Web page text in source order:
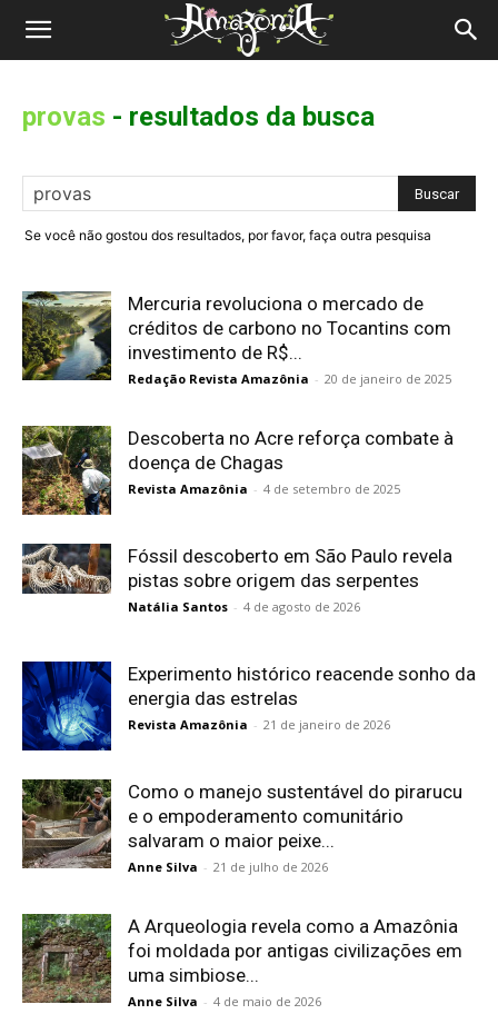
Revista
provas - resultados da busca
Se você não gostou dos resultados, por favor, faça outra pesquisa
Mercuria revoluciona o mercado de
créditos de carbono no Tocantins com
investimento de R$...
Redação Revista Amazônia - 20 de janeiro de 2025
Descoberta no Acre reforça combate à
doença de Chagas
Revista Amazônia - 4 de setembro de 2025
Fóssil descoberto em São Paulo revela
pistas sobre origem das serpentes
Natália Santos - 4 de agosto de 2026
Experimento histórico reacende sonho da
energia das estrelas
Revista Amazônia - 21 de janeiro de 2026
Como o manejo sustentável do pirarucu
e o empoderamento comunitário
salvaram o maior peixe...
Anne Silva - 21 de julho de 2026
A Arqueologia revela como a Amazônia
foi moldada por antigas civilizações em
uma simbiose...
Anne Silva - 4 de maio de 2026